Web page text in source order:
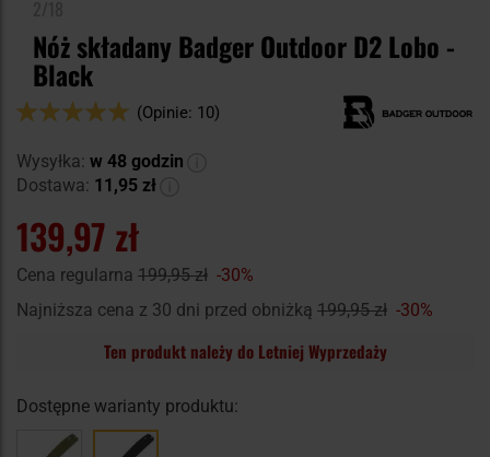
Nóż składany Badger Outdoor D2 Lobo -
Black
Ocena:
(Opinie: 10)
Wysyłka: w 48 godzin
Dostawa: 11,95 zł
139,97 zł
Cena regularna 199,95 zł -30%
Najniższa cena z 30 dni przed obniżką 199,95 zł -30%
Ten produkt należy do Letniej Wyprzedaży
Dostępne warianty produktu: